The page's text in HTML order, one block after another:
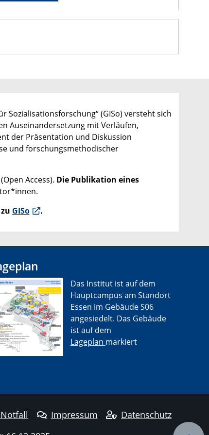
Sozialisationsforschung“ (GISo) versteht sich
Auseinandersetzung mit Verläufen,
der Präsentation und Diskussion
und forschungsmethodischer
Access). Die Publikation eines
GISo .
Das Institut ist auf dem
Hauptcampus am Standort
Essen im Gebäude S06
angesiedelt. Das Gebäude
ist auf dem
Lageplan markiert
Impressum
Datenschutz